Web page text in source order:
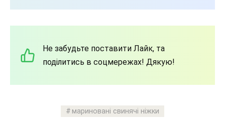
Не забудьте поставити Лайк, та
поділитись в соцмережах! Дякую!
мариновані свинячі ніжки